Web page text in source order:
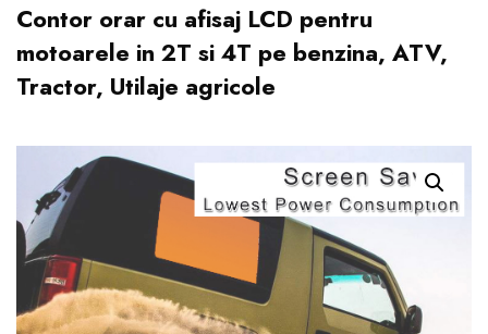
Contor orar cu afisaj LCD pentru
motoarele in 2T si 4T pe benzina, ATV,
Tractor, Utilaje agricole